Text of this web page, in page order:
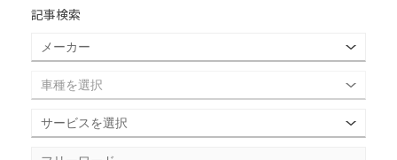
記事検索